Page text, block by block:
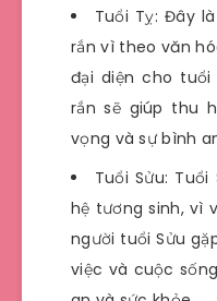
Tuổi Tỵ: Đây
rắn vì theo văn
đại diện cho
rắn sẽ giúp thu
vọng và sự bình
Tuổi Sửu:
hệ tương sinh, vì
người tuổi Sửu
việc và cuộc